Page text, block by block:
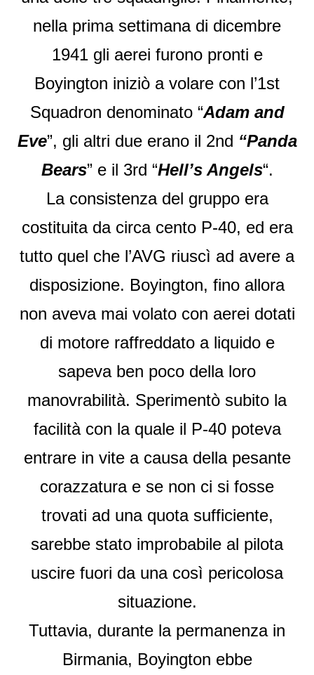
nella prima settimana di dicembre
1941 gli aerei furono pronti e
Boyington iniziò a volare con l’1st
Squadron denominato “Adam and
Eve”, gli altri due erano il 2nd “Panda
Bears” e il 3rd “Hell’s Angels“.
La consistenza del gruppo era
costituita da circa cento P-40, ed era
tutto quel che l’AVG riuscì ad avere a
disposizione. Boyington, fino allora
non aveva mai volato con aerei dotati
di motore raffreddato a liquido e
sapeva ben poco della loro
manovrabilità. Sperimentò subito la
facilità con la quale il P-40 poteva
entrare in vite a causa della pesante
corazzatura e se non ci si fosse
trovati ad una quota sufficiente,
sarebbe stato improbabile al pilota
uscire fuori da una così pericolosa
situazione.
Tuttavia, durante la permanenza in
Birmania, Boyington ebbe